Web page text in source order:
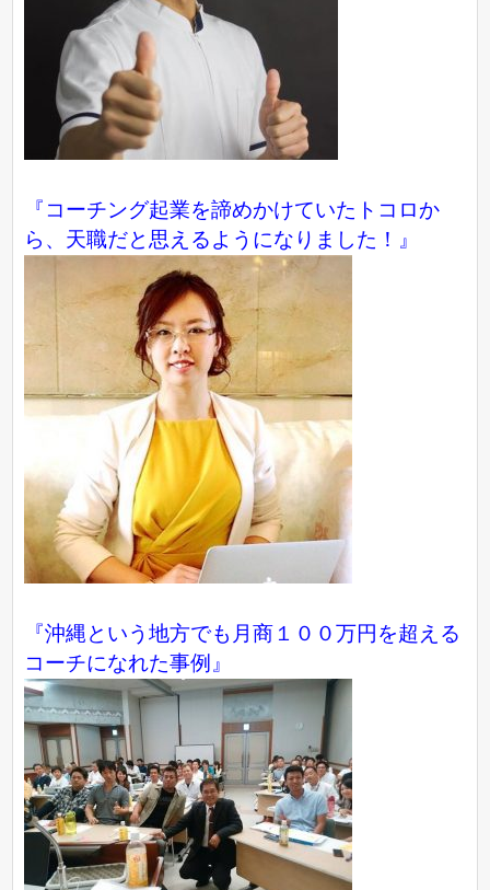
『コーチング起業を諦めかけていたトコロか
ら、天職だと思えるようになりました！』
『沖縄という地方でも月商１００万円を超える
コーチになれた事例』